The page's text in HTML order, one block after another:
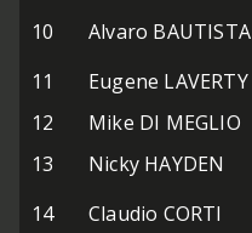
10
Alvaro BAUTISTA
11
Eugene LAVERTY
12
Mike DI MEGLIO
13
Nicky HAYDEN
14
Claudio CORTI